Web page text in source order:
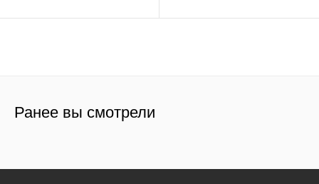
Ранее вы смотрели